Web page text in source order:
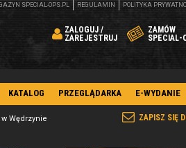
ZALOGUJ /
ZAREJESTRUJ
ZAMÓW
SPECIAL-
SPECIAL-OPS.PL REGULAMIN POLITYKA
KATALOG PRZEGLĄDARKA E-WYDANIE
ZAPISZ SIĘ
Wędrzynie